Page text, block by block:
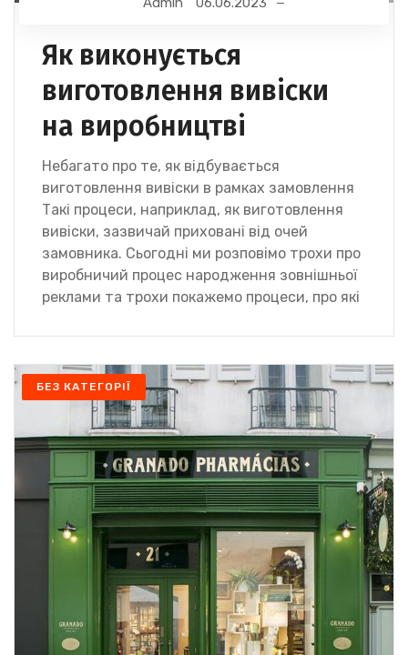
Як виконується
виготовлення вивіски
на виробництві
Небагато про те, як відбувається
виготовлення вивіски в рамках замовлення
Такі процеси, наприклад, як виготовлення
вивіски, зазвичай приховані від очей
замовника. Сьогодні ми розповімо трохи про
виробничий процес народження зовнішньої
реклами та трохи покажемо процеси, про які
БЕЗ КАТЕГОРІЇ